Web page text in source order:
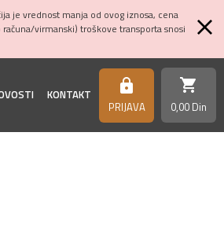
je vrednost manja od ovog iznosa, cena
virmanski) troškove transporta snosi
KONTAKT https
PRIJAVA
shopping_cart
0,00 Din